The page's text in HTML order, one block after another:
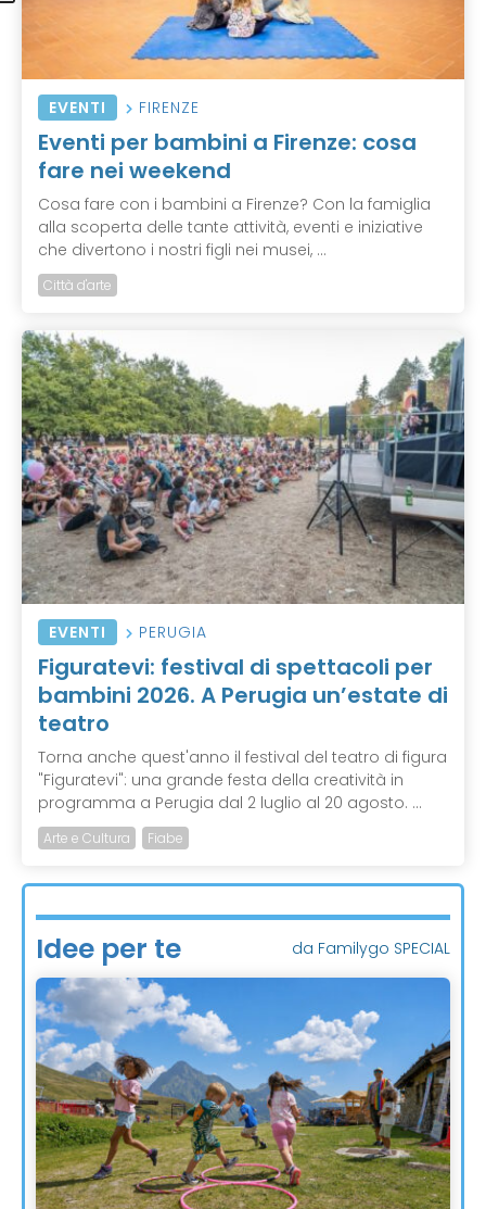
EVENTI FIRENZE
Eventi per bambini a Firenze: cosa
fare nei weekend
Cosa fare con i bambini a Firenze? Con la famiglia
alla scoperta delle tante attività, eventi e iniziative
che divertono i nostri figli nei musei, ...
Città d'arte
EVENTI PERUGIA
Figuratevi: festival di spettacoli per
bambini 2026. A Perugia un’estate di
teatro
Torna anche quest'anno il festival del teatro di figura
"Figuratevi": una grande festa della creatività in
programma a Perugia dal 2 luglio al 20 agosto. ...
Arte e Cultura Fiabe
Idee per te da Familygo SPECIAL